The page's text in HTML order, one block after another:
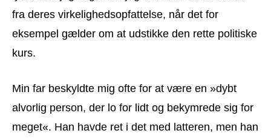
fra deres virkelighedsopfattelse, når det for
eksempel gælder om at udstikke den rette politiske
kurs.
Min far beskyldte mig ofte for at være en »dybt
alvorlig person, der lo for lidt og bekymrede sig for
meget«. Han havde ret i det med latteren, men han